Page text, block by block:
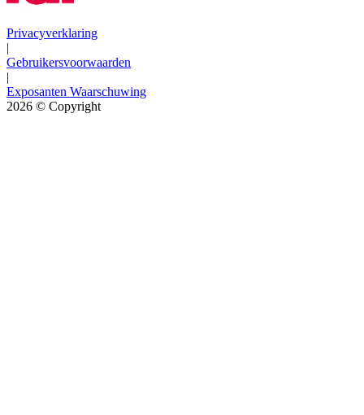
Privacyverklaring
|
Gebruikersvoorwaarden
|
Exposanten Waarschuwing
2026 © Copyright